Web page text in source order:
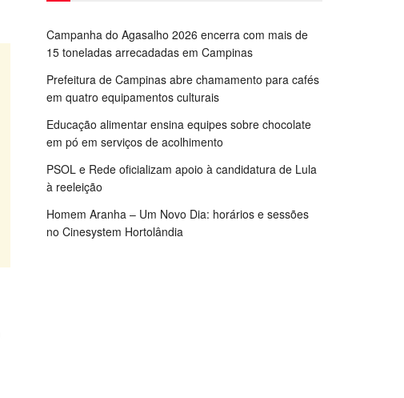
Campanha do Agasalho 2026 encerra com mais de
15 toneladas arrecadadas em Campinas
Prefeitura de Campinas abre chamamento para cafés
em quatro equipamentos culturais
Educação alimentar ensina equipes sobre chocolate
em pó em serviços de acolhimento
PSOL e Rede oficializam apoio à candidatura de Lula
à reeleição
Homem Aranha – Um Novo Dia: horários e sessões
no Cinesystem Hortolândia